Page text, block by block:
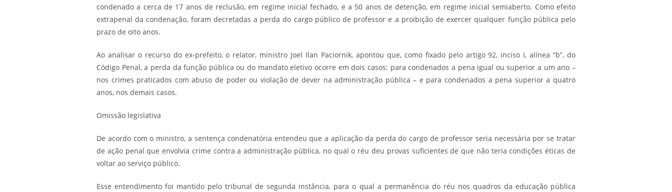
condenado a cerca de 17 anos de reclusão, em regime inicial fechado, e a 50 anos de detenção, em regime inicial semiaberto. Como efeito
extrapenal da condenação, foram decretadas a perda do cargo público de professor e a proibição de exercer qualquer função pública pelo
prazo de oito anos.
Ao analisar o recurso do ex-prefeito, o relator, ministro Joel Ilan Paciornik, apontou que, como fixado pelo artigo ​92, inciso I, alínea “b”, do
Código Penal, a perda da função pública ou do mandato eletivo ocorre em dois casos: para condenados a pena igual ou superior a um ano –
nos crimes praticados com abuso de poder ou violação de dever na administração pública – e para condenados a pena superior a quatro
anos, nos demais casos.
Omissão legi​​slati​​​va
De acordo com o ministro​, a sentença condenatória entendeu que a aplicação da perda do cargo de professor seria necessária por se tratar
de ação penal que envolvia crime contra a administração pública, no qual o réu deu provas suficientes de que não teria condições éticas de
voltar ao serviço público.
Esse entendimento foi mantido pelo tribunal de segunda instância, para o qual a permanência do réu nos quadros da educação pública